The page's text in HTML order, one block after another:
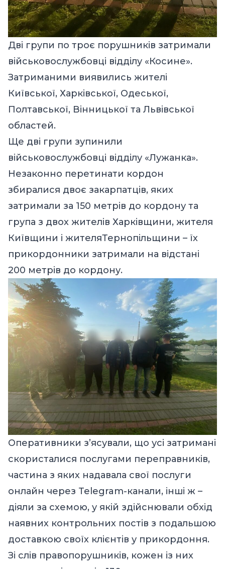
Дві групи по троє порушників затримали
військовослужбовці відділу «Косине».
Затриманими виявились жителі
Київської, Харківської, Одеської,
Полтавської, Вінницької та Львівської
областей.
Ще дві групи зупинили
військовослужбовці відділу «Лужанка».
Незаконно перетинати кордон
збиралися двоє закарпатців, яких
затримали за 150 метрів до кордону та
група з двох жителів Харківщини, жителя
Київщини і жителяТернопільщини – їх
прикордонники затримали на відстані
200 метрів до кордону.
Оперативники з’ясували, що усі затримані
скористалися послугами переправників,
частина з яких надавала свої послуги
онлайн через Telegram-канали, інші ж –
діяли за схемою, у якій здійснювали обхід
наявних контрольних постів з подальшою
доставкою своїх клієнтів у прикордоння.
Зі слів правопорушників, кожен із них